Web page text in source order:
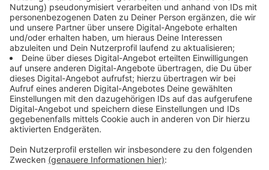
Fest wird komplett ehrenamtlich auf die Beine
gestellt, und zwar von der Tanz- und Kulturbühne
Leverkusen, mit Unterstützung der
Wirtschaftsförderung. Am Sonntag wird´s dann
sportlich – nicht nur beim EVL-Halbmarathon, sondern
auch beim großen Sommerfest des TSV Bayer 04
Leverkusenmit Kinderolympiade und Trödelmarkt, und
zwar auf der Kurt-Rieß-Sportanlage.Apropos
Trödelmarkt – den gibt es am Sonntag auch beim
Neustadtfest auf der Kölner Straße in Opladen.
Details zu den Veranstaltungen findet ihr in unserem
Veranstaltungskalender.